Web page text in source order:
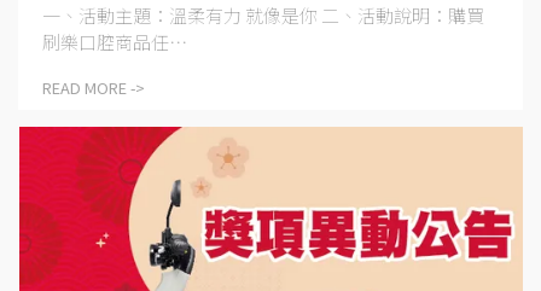
一、活動主題：溫柔有力 就像是你 二、活動說明：購買
刷樂口腔商品任⋯
READ MORE ->